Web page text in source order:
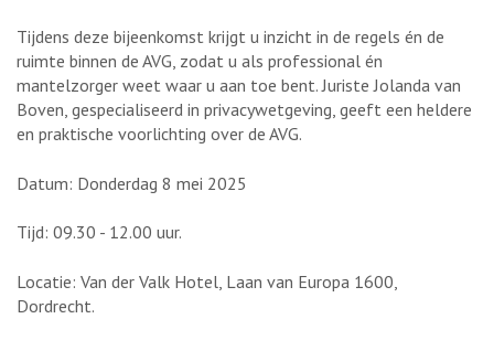
Tijdens deze bijeenkomst krijgt u inzicht in de regels én de
ruimte binnen de AVG, zodat u als professional én
mantelzorger weet waar u aan toe bent. Juriste Jolanda van
Boven, gespecialiseerd in privacywetgeving, geeft een heldere
en praktische voorlichting over de AVG.
Datum: Donderdag 8 mei 2025
Tijd: 09.30 - 12.00 uur.
Locatie: Van der Valk Hotel, Laan van Europa 1600,
Dordrecht.